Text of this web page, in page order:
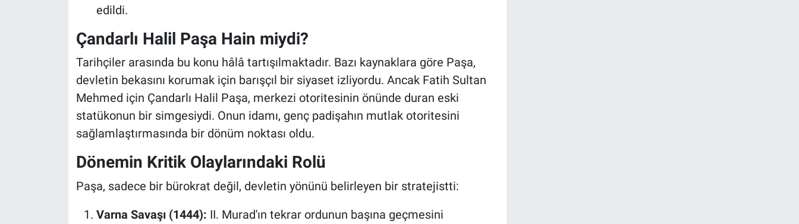
edildi.
Çandarlı Halil Paşa Hain miydi?
Tarihçiler arasında bu konu hâlâ tartışılmaktadır. Bazı kaynaklara göre Paşa,
devletin bekasını korumak için barışçıl bir siyaset izliyordu. Ancak Fatih Sultan
Mehmed için Çandarlı Halil Paşa, merkezi otoritesinin önünde duran eski
statükonun bir simgesiydi. Onun idamı, genç padişahın mutlak otoritesini
sağlamlaştırmasında bir dönüm noktası oldu.
Dönemin Kritik Olaylarındaki Rolü
Paşa, sadece bir bürokrat değil, devletin yönünü belirleyen bir stratejistti:
Varna Savaşı (1444): II. Murad'ın tekrar ordunun başına geçmesini